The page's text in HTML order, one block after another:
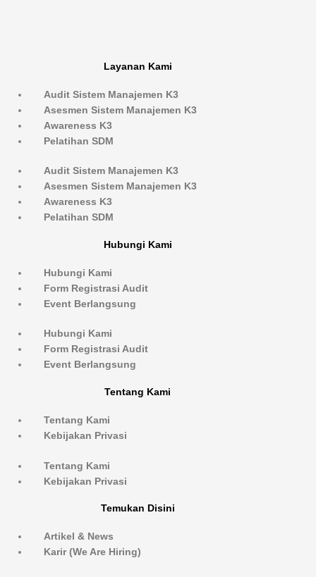
Layanan Kami
Audit Sistem Manajemen K3
Asesmen Sistem Manajemen K3
Awareness K3
Pelatihan SDM
Audit Sistem Manajemen K3
Asesmen Sistem Manajemen K3
Awareness K3
Pelatihan SDM
Hubungi Kami
Hubungi Kami
Form Registrasi Audit
Event Berlangsung
Hubungi Kami
Form Registrasi Audit
Event Berlangsung
Tentang Kami
Tentang Kami
Kebijakan Privasi
Tentang Kami
Kebijakan Privasi
Temukan Disini
Artikel & News
Karir (We Are Hiring)